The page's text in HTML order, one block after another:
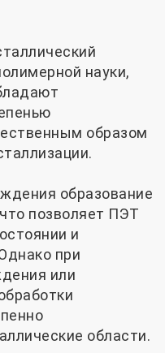
науки,
образом
образование
позволяет ПЭТ
и
при
или
области.